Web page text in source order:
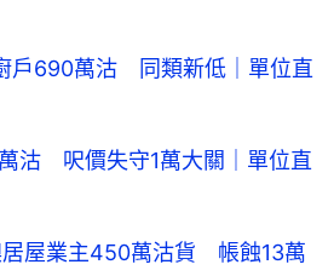
戶690萬沽 同類新低｜單位直
沽 呎價失守1萬大關｜單位直
屋業主450萬沽貨 帳蝕13萬